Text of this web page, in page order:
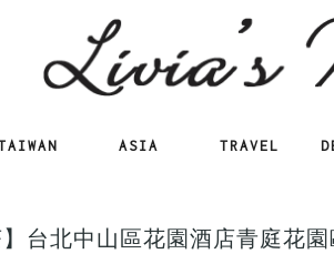
ASIA TRAVEL
】台北中山區花園酒店青庭花